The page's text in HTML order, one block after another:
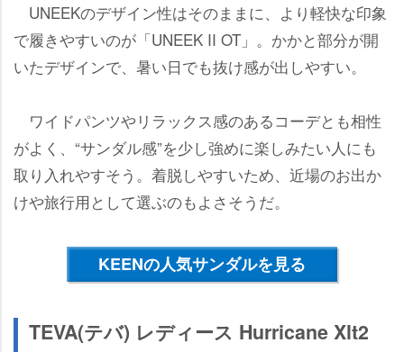
UNEEKのデザイン性はそのままに、より軽快な印象
で履きやすいのが「UNEEK II OT」。かかと部分が開
いたデザインで、暑い日でも抜け感が出しやすい。
ワイドパンツやリラックス感のあるコーデとも相性
がよく、“サンダル感”を少し強めに楽しみたい人にも
取り入れやすそう。着脱しやすいため、近場のお出か
けや旅行用として選ぶのもよさそうだ。
KEENの人気サンダルを見る
TEVA(テバ) レディース Hurricane Xlt2